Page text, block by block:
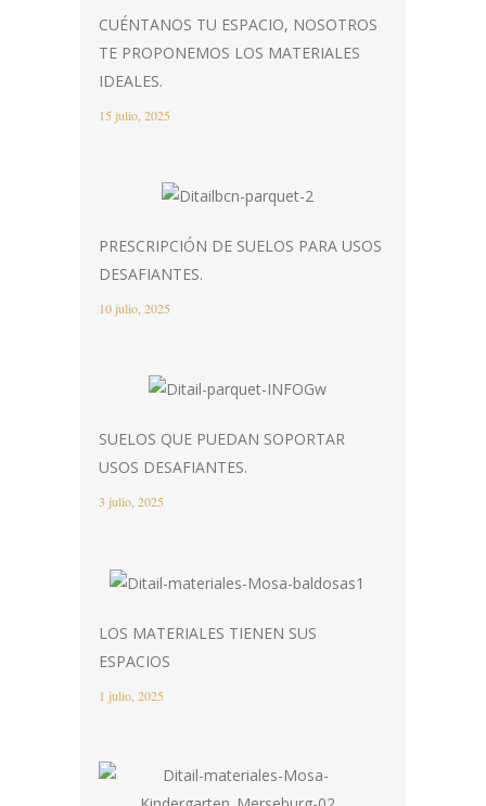
CUÉNTANOS TU ESPACIO, NOSOTROS
TE PROPONEMOS LOS MATERIALES
IDEALES.
15 julio, 2025
PRESCRIPCIÓN DE SUELOS PARA USOS
DESAFIANTES.
10 julio, 2025
SUELOS QUE PUEDAN SOPORTAR
USOS DESAFIANTES.
3 julio, 2025
LOS MATERIALES TIENEN SUS
ESPACIOS
1 julio, 2025